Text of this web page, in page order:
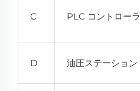
C PLC コントローラ
D 油圧ステーション